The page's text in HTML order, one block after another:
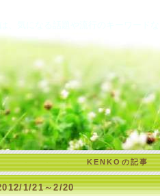
KENKOの記事
1/21～2/20